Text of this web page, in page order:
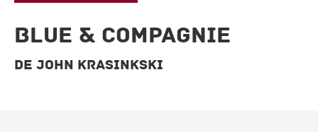
BLUE & COMPAGNIE
De John Krasinkski